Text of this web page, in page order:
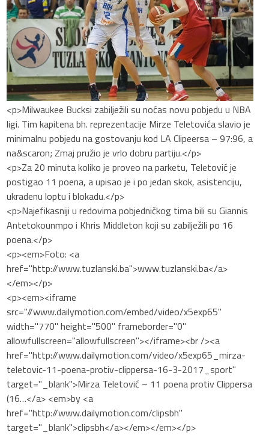
<p>Milwaukee Bucksi zabilježili su noćas novu pobjedu u NBA
ligi. Tim kapitena bh. reprezentacije Mirze Teletovića slavio je
minimalnu pobjedu na gostovanju kod LA Clipeersa – 97:96, a
na&scaron; Zmaj pružio je vrlo dobru partiju.</p>
<p>Za 20 minuta koliko je proveo na parketu, Teletović je
postigao 11 poena, a upisao je i po jedan skok, asistenciju,
ukradenu loptu i blokadu.</p>
<p>Najefikasniji u redovima pobjedničkog tima bili su Giannis
Antetokounmpo i Khris Middleton koji su zabilježili po 16
poena.</p>
<p><em>Foto: <a
href="http://www.tuzlanski.ba">www.tuzlanski.ba</a>
</em></p>
<p><em><iframe
src="//www.dailymotion.com/embed/video/x5exp65"
width="770" height="500" frameborder="0"
allowfullscreen="allowfullscreen"></iframe><br /><a
href="http://www.dailymotion.com/video/x5exp65_mirza-
teletovic-11-poena-protiv-clippersa-16-3-2017_sport"
target="_blank">Mirza Teletović – 11 poena protiv Clippersa
(16…</a> <em>by <a
href="http://www.dailymotion.com/clipsbh"
target="_blank">clipsbh</a></em></em></p>